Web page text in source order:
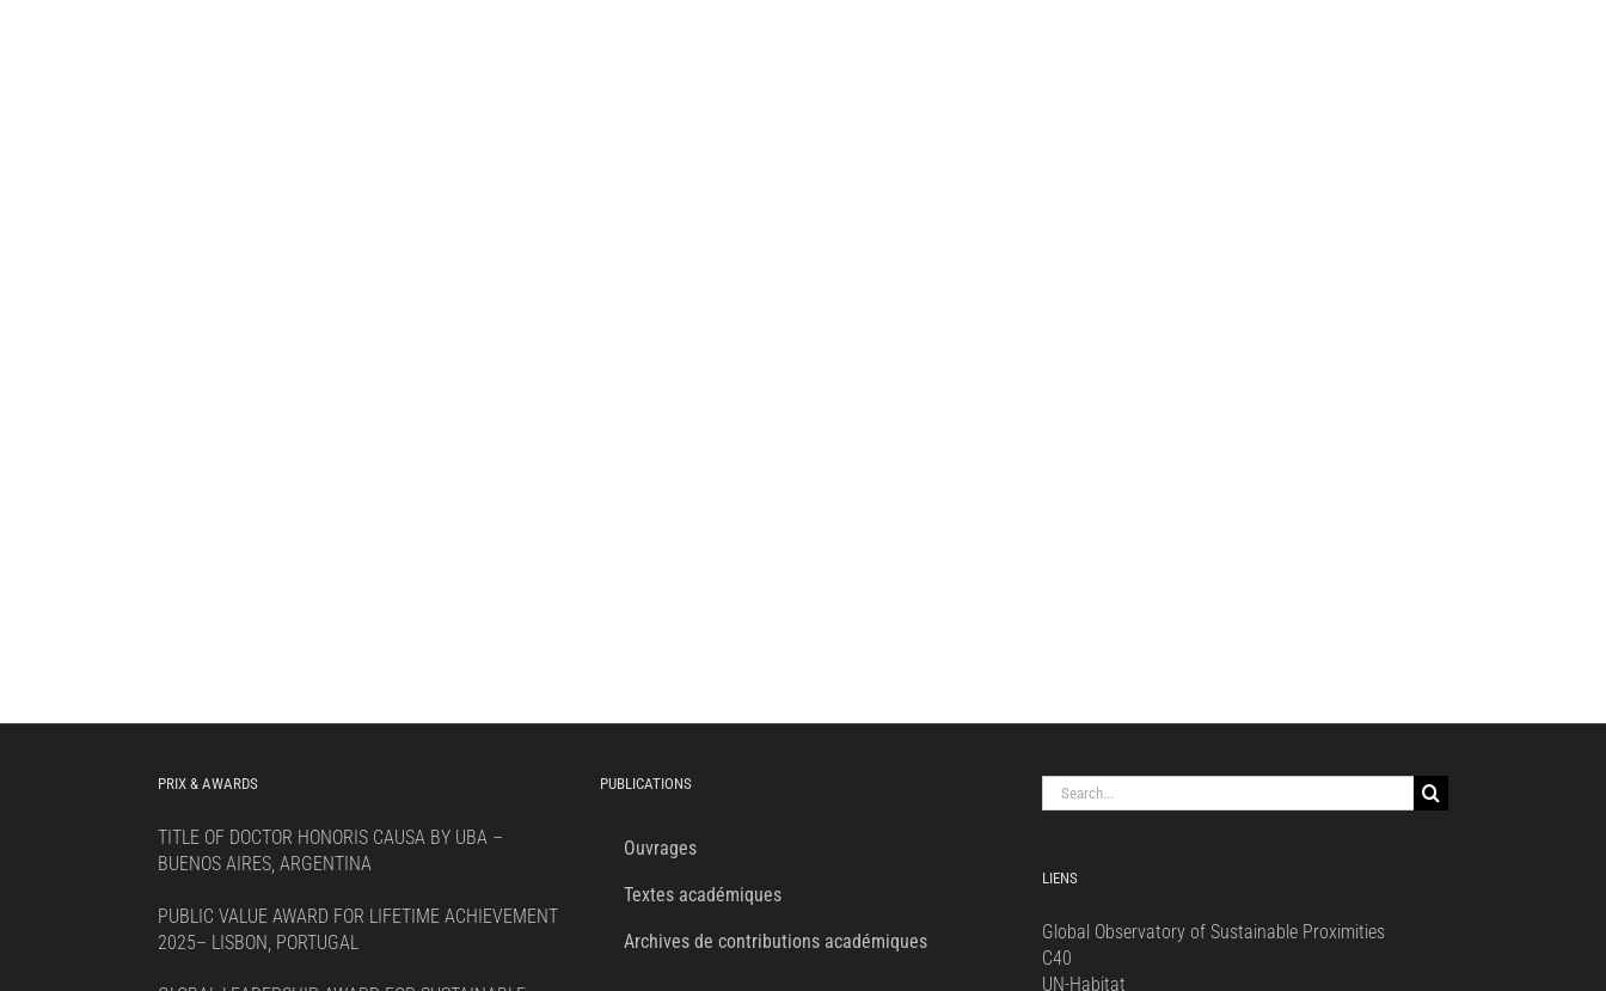
PRIX & AWARDS
TITLE OF DOCTOR HONORIS CAUSA BY UBA –
BUENOS AIRES, ARGENTINA
PUBLIC VALUE AWARD FOR LIFETIME ACHIEVEMENT
2025– LISBON, PORTUGAL
PUBLICATIONS
Ouvrages
Textes académiques
Archives de contributions académiques
Search
for:
LIENS
Global Observatory of Sustainable Proximities
C40
UN-Habitat